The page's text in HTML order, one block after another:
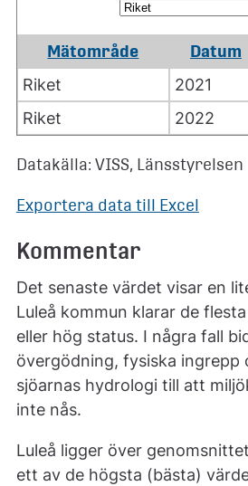
Mätområde Datum
Riket
2021
Riket
2022
Datakälla: VISS, Länsstyrelsen
Exportera data till Excel
Kommentar
Det senaste värdet visar en
Luleå kommun klarar de
eller hög status. I några fall
övergödning, fysiska ingrepp
sjöarnas hydrologi till att
inte nås.
Luleå ligger över
ett av de högsta (bästa)